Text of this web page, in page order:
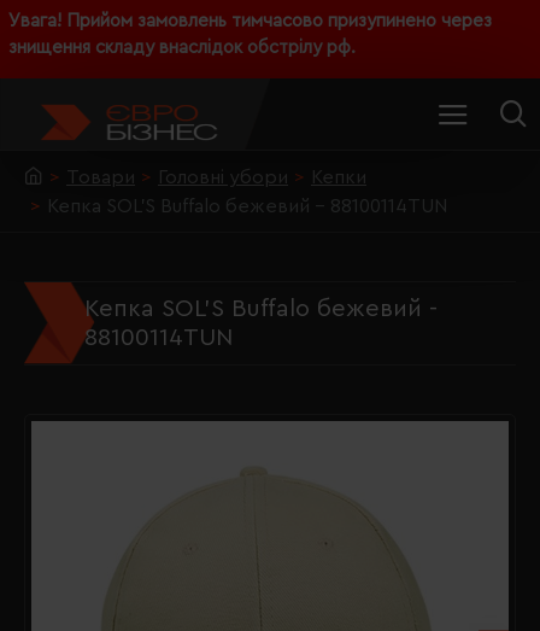
Увага! Прийом замовлень тимчасово призупинено через
знищення складу внаслідок обстрілу рф.
Товари Головні убори
Кепки
Кепка SOL'S Buffalo бежевий - 88100114TUN
Кепка SOL'S Buffalo бежевий -
88100114TUN